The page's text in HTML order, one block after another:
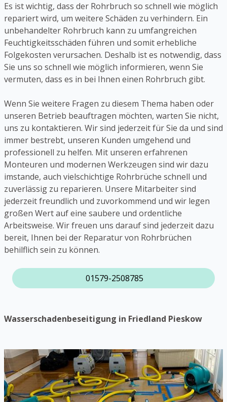
Es ist wichtig, dass der Rohrbruch so schnell wie möglich
repariert wird, um weitere Schäden zu verhindern. Ein
unbehandelter Rohrbruch kann zu umfangreichen
Feuchtigkeitsschäden führen und somit erhebliche
Folgekosten verursachen. Deshalb ist es notwendig, dass
Sie uns so schnell wie möglich informieren, wenn Sie
vermuten, dass es in bei Ihnen einen Rohrbruch gibt.
Wenn Sie weitere Fragen zu diesem Thema haben oder
unseren Betrieb beauftragen möchten, warten Sie nicht,
uns zu kontaktieren. Wir sind jederzeit für Sie da und sind
immer bestrebt, unseren Kunden umgehend und
professionell zu helfen. Mit unseren erfahrenen
Monteuren und modernen Werkzeugen sind wir dazu
imstande, auch vielschichtige Rohrbrüche schnell und
zuverlässig zu reparieren. Unsere Mitarbeiter sind
jederzeit freundlich und zuvorkommend und wir legen
großen Wert auf eine saubere und ordentliche
Arbeitsweise. Wir freuen uns darauf sind jederzeit dazu
bereit, Ihnen bei der Reparatur von Rohrbrüchen
behilflich sein zu können.
01579-2508785
Wasserschadenbeseitigung in Friedland Pieskow